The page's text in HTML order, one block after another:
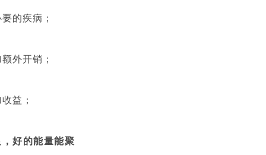
的疾病；
外开销；
益；
好的能量能聚